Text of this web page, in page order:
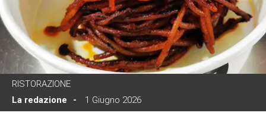
RISTORAZIONE
La redazione
1 Giugno 2026